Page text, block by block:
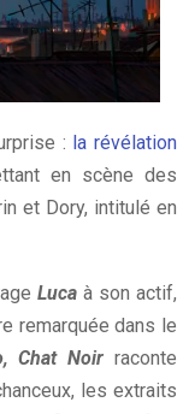
: la révélation
en scène des
et Dory, intitulé en
Lucaà son actif,
remarquée dans le
Chat Noir raconte
les extraits